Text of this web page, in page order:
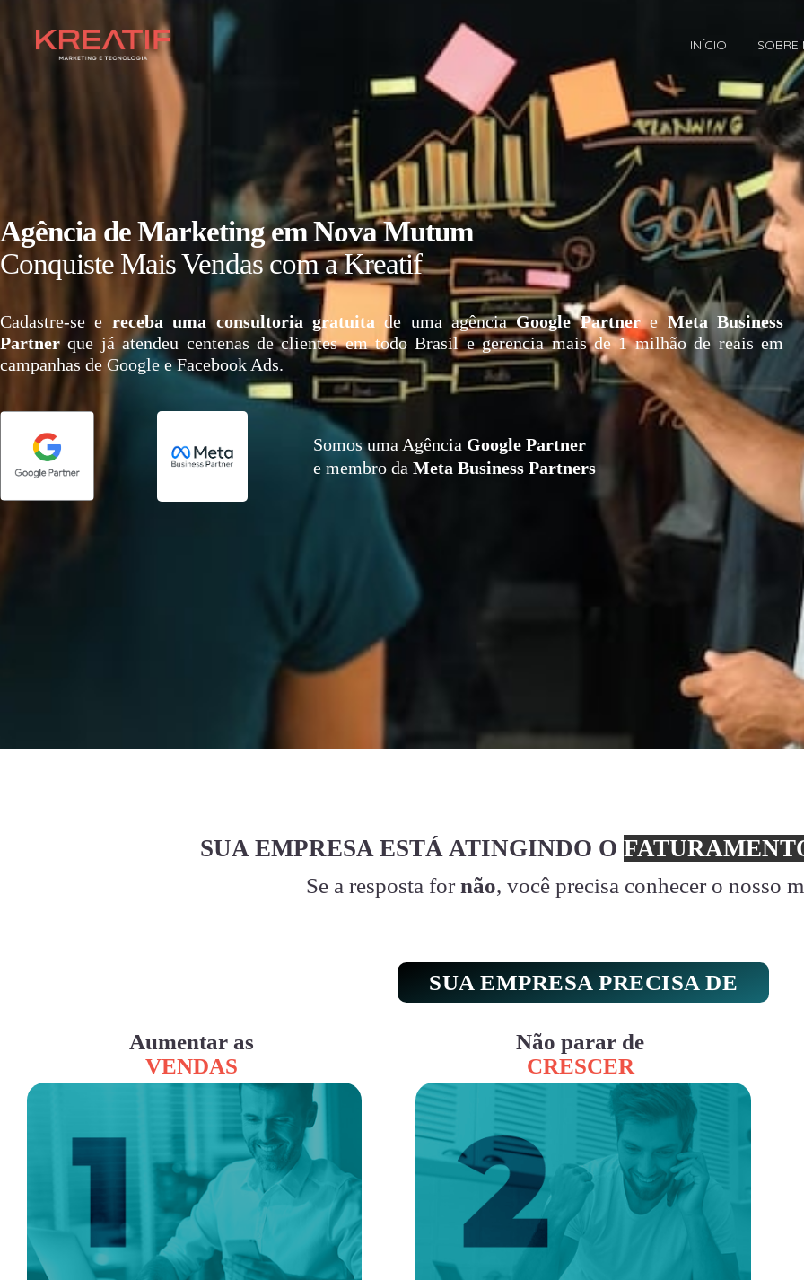
INÍCIO SOBRE
Agência de Marketing em Nova Mutum
Conquiste Mais Vendas com a Kreatif
Cadastre-se e receba uma consultoria gratuita de uma agênciaGoogle Partnere Meta Business
Partner que já atendeu centenas de clientes em todo Brasil e gerencia mais de 1 milhão de reais em
campanhas de Google e Facebook Ads.
Somos uma Agência Google Partner
e membro daMeta Business Partners
SUA EMPRESA ESTÁ ATINGINDO O
Se a resposta for não, você precisa conhecer o nosso
SUA EMPRESA PRECISA DE
Aumentar as
VENDAS
Não parar de
CRESCER